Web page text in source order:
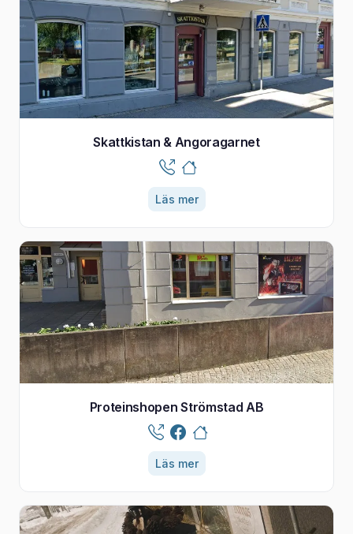
Skattkistan & Angoragarnet
Läs mer
Proteinshopen Strömstad AB
Läs mer